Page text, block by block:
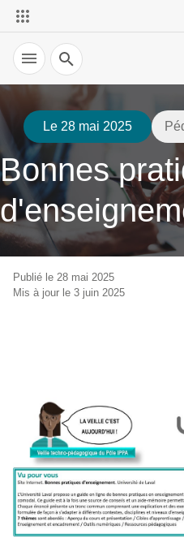
Recherche
Le 28 mai 2025
Bonnes
Publié le 28 mai 2025
Mis à jour le 3 juin 2025